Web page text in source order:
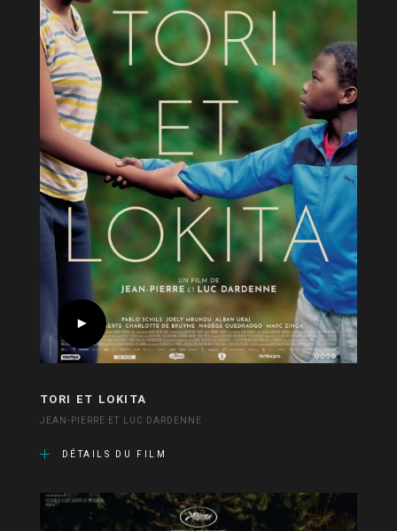
TORI ET LOKITA
JEAN-PIERRE ET LUC DARDENNE
DÉTAILS DU FILM